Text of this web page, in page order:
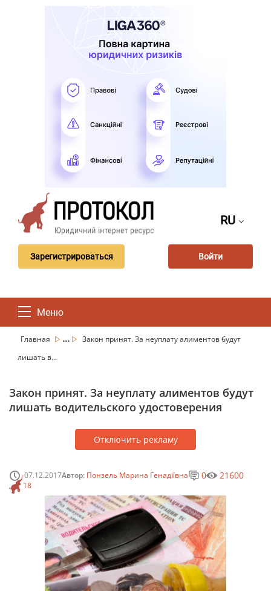
RU
Зарегистрироваться Войти
Меню
Главная ...
Закон принят. За неуплату алиментов будут
лишать в...
Закон принят. За неуплату алиментов будут
лишать водительского удостоверения
Отключить рекламу
07.12.2017Автор: Понзель Марина Генадіївна
18
0 21600